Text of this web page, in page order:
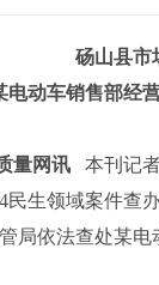
砀山县市
电动车销售部经
量网讯 本刊记
民生领域案件查
局依法查处某